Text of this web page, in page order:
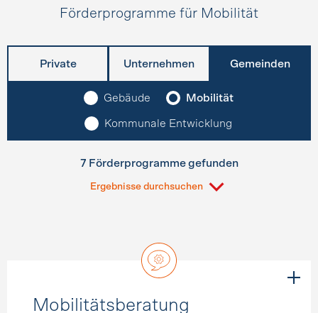
Förderprogramme für Mobilität
Private Unternehmen Gemeinden
Gebäude Mobilität
Kommunale Entwicklung
7 Förderprogramme gefunden
Ergebnisse durchsuchen
Mobilitätsberatung